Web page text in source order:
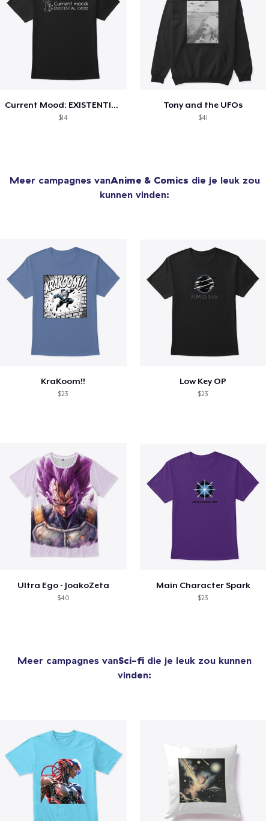
Current Mood: EXISTENTIAL CRISIS
$14
Tony and the UFOs
$41
Meer campagnes vanAnime & Comics die je leuk zou
kunnen vinden:
KraKoom!!
$23
Low Key OP
$23
Ultra Ego - JoakoZeta
$40
Main Character Spark
$23
Meer campagnes vanSci-fi die je leuk zou kunnen
vinden: